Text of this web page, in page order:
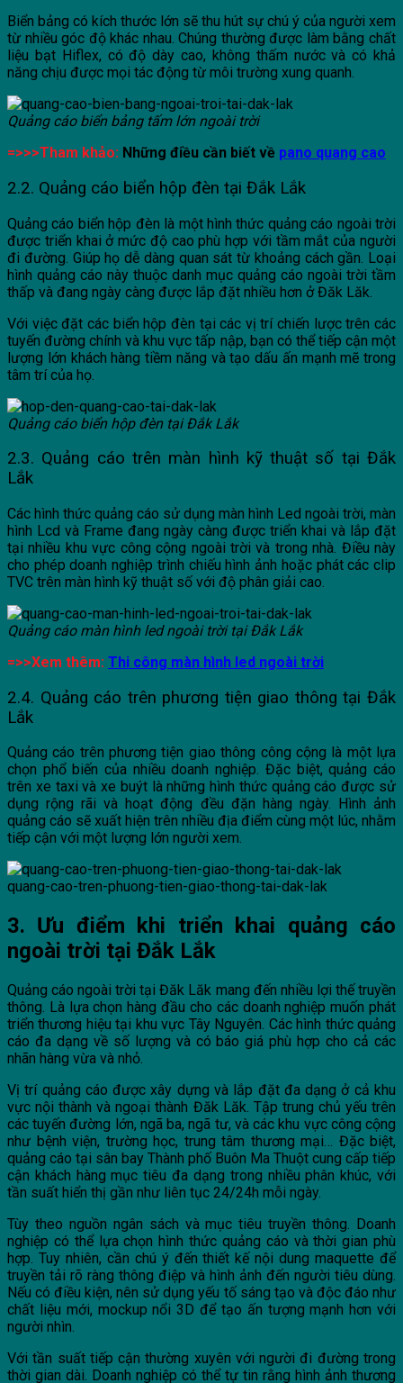
Biển bảng có kích thước lớn sẽ thu hút sự chú ý của người xem
từ nhiều góc độ khác nhau. Chúng thường được làm bằng chất
liệu bạt Hiflex, có độ dày cao, không thấm nước và có khả
năng chịu được mọi tác động từ môi trường xung quanh.
Quảng cáo biển bảng tấm lớn ngoài trời
=>>>Tham khảo: Những điều cần biết về pano quang cao
2.2. Quảng cáo biển hộp đèn tại Đắk Lắk
Quảng cáo biển hộp đèn là một hình thức quảng cáo ngoài trời
được triển khai ở mức độ cao phù hợp với tầm mắt của người
đi đường. Giúp họ dễ dàng quan sát từ khoảng cách gần. Loại
hình quảng cáo này thuộc danh mục quảng cáo ngoài trời tầm
thấp và đang ngày càng được lắp đặt nhiều hơn ở Đăk Lăk.
Với việc đặt các biển hộp đèn tại các vị trí chiến lược trên các
tuyến đường chính và khu vực tấp nập, bạn có thể tiếp cận một
lượng lớn khách hàng tiềm năng và tạo dấu ấn mạnh mẽ trong
tâm trí của họ.
Quảng cáo biển hộp đèn tại Đắk Lắk
2.3. Quảng cáo trên màn hình kỹ thuật số tại Đắk
Lắk
Các hình thức quảng cáo sử dụng màn hình Led ngoài trời, màn
hình Lcd và Frame đang ngày càng được triển khai và lắp đặt
tại nhiều khu vực công cộng ngoài trời và trong nhà. Điều này
cho phép doanh nghiệp trình chiếu hình ảnh hoặc phát các clip
TVC trên màn hình kỹ thuật số với độ phân giải cao.
Quảng cáo màn hình led ngoài trời tại Đắk Lắk
=>>Xem thêm: Thi công màn hình led ngoài trời
2.4. Quảng cáo trên phương tiện giao thông tại Đắk
Lắk
Quảng cáo trên phương tiện giao thông công cộng là một lựa
chọn phổ biến của nhiều doanh nghiệp. Đặc biệt, quảng cáo
trên xe taxi và xe buýt là những hình thức quảng cáo được sử
dụng rộng rãi và hoạt động đều đặn hàng ngày. Hình ảnh
quảng cáo sẽ xuất hiện trên nhiều địa điểm cùng một lúc, nhằm
tiếp cận với một lượng lớn người xem.
quang-cao-tren-phuong-tien-giao-thong-tai-dak-lak
3. Ưu điểm khi triển khai quảng cáo
ngoài trời tại Đắk Lắk
Quảng cáo ngoài trời tại Đăk Lăk mang đến nhiều lợi thế truyền
thông. Là lựa chọn hàng đầu cho các doanh nghiệp muốn phát
triển thương hiệu tại khu vực Tây Nguyên. Các hình thức quảng
cáo đa dạng về số lượng và có báo giá phù hợp cho cả các
nhãn hàng vừa và nhỏ.
Vị trí quảng cáo được xây dựng và lắp đặt đa dạng ở cả khu
vực nội thành và ngoại thành Đăk Lăk. Tập trung chủ yếu trên
các tuyến đường lớn, ngã ba, ngã tư, và các khu vực công cộng
như bệnh viện, trường học, trung tâm thương mại… Đặc biệt,
quảng cáo tại sân bay Thành phố Buôn Ma Thuột cung cấp tiếp
cận khách hàng mục tiêu đa dạng trong nhiều phân khúc, với
tần suất hiển thị gần như liên tục 24/24h mỗi ngày.
Tùy theo nguồn ngân sách và mục tiêu truyền thông. Doanh
nghiệp có thể lựa chọn hình thức quảng cáo và thời gian phù
hợp. Tuy nhiên, cần chú ý đến thiết kế nội dung maquette để
truyền tải rõ ràng thông điệp và hình ảnh đến người tiêu dùng.
Nếu có điều kiện, nên sử dụng yếu tố sáng tạo và độc đáo như
chất liệu mới, mockup nổi 3D để tạo ấn tượng mạnh hơn với
người nhìn.
Với tần suất tiếp cận thường xuyên với người đi đường trong
thời gian dài. Doanh nghiệp có thể tự tin rằng hình ảnh thương